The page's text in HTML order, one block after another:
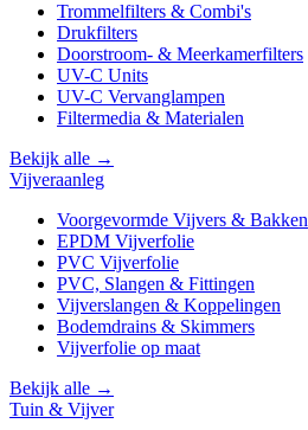
Trommelfilters & Combi's
Drukfilters
Doorstroom- & Meerkamerfilters
UV-C Units
UV-C Vervanglampen
Filtermedia & Materialen
Bekijk alle →
Vijveraanleg
Voorgevormde Vijvers & Bakken
EPDM Vijverfolie
PVC Vijverfolie
PVC, Slangen & Fittingen
Vijverslangen & Koppelingen
Bodemdrains & Skimmers
Vijverfolie op maat
Bekijk alle →
Tuin & Vijver